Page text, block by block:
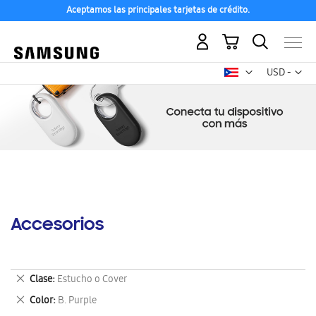
Aceptamos las principales tarjetas de crédito.
USD -
dólar
Mi carrito
Accesorios
Clase Estucho o Cover
Eliminar
este
artículo
Color B. Purple
Eliminar